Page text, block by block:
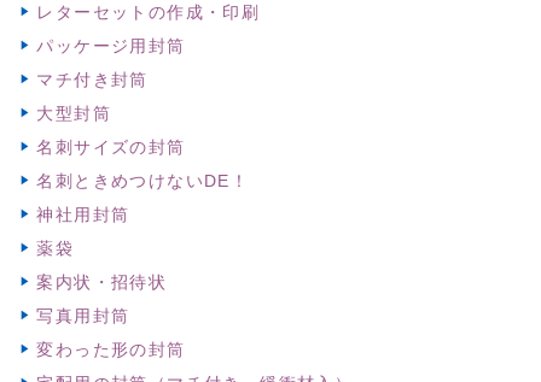
レターセットの作成・印刷
パッケージ用封筒
マチ付き封筒
大型封筒
名刺サイズの封筒
名刺ときめつけないDE！
神社用封筒
薬袋
案内状・招待状
写真用封筒
変わった形の封筒